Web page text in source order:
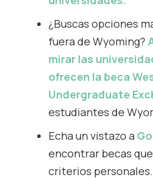
¿Buscas opciones
fuera de Wyoming?
mirar las
ofrecen la beca
Undergraduate
estudiantes de
Echa un vistazo a
encontrar becas
criterios personales.